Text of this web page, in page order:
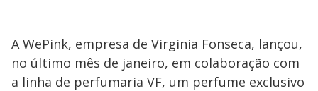
A WePink, empresa de Virginia Fonseca, lançou,
no último mês de janeiro, em colaboração com
a linha de perfumaria VF, um perfume exclusivo